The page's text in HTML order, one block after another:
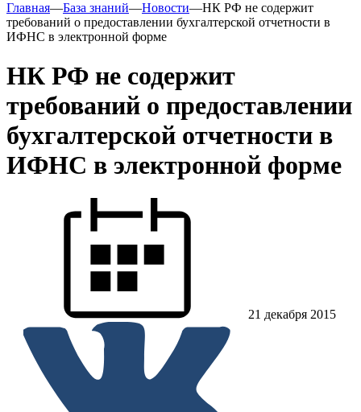
Главная—База знаний—Новости—НК РФ не содержит
требований о предоставлении бухгалтерской отчетности в
ИФНС в электронной форме
НК РФ не содержит
требований о предоставлении
бухгалтерской отчетности в
ИФНС в электронной форме
21 декабря 2015